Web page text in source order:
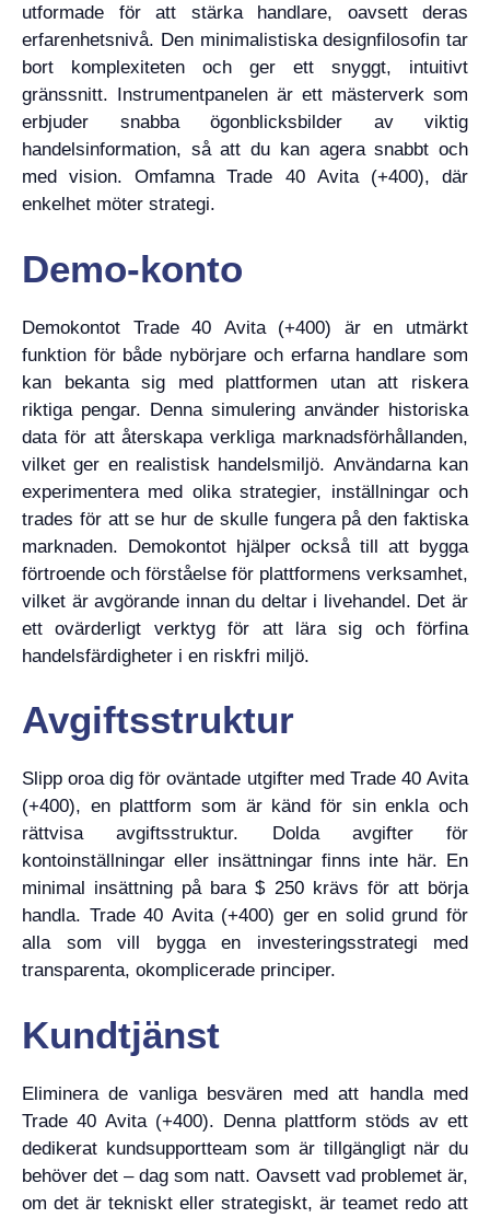
utformade för att stärka handlare, oavsett deras
erfarenhetsnivå. Den minimalistiska designfilosofin tar
bort komplexiteten och ger ett snyggt, intuitivt
gränssnitt. Instrumentpanelen är ett mästerverk som
erbjuder snabba ögonblicksbilder av viktig
handelsinformation, så att du kan agera snabbt och
med vision. Omfamna Trade 40 Avita (+400), där
enkelhet möter strategi.
Demo-konto
Demokontot Trade 40 Avita (+400) är en utmärkt
funktion för både nybörjare och erfarna handlare som
kan bekanta sig med plattformen utan att riskera
riktiga pengar. Denna simulering använder historiska
data för att återskapa verkliga marknadsförhållanden,
vilket ger en realistisk handelsmiljö. Användarna kan
experimentera med olika strategier, inställningar och
trades för att se hur de skulle fungera på den faktiska
marknaden. Demokontot hjälper också till att bygga
förtroende och förståelse för plattformens verksamhet,
vilket är avgörande innan du deltar i livehandel. Det är
ett ovärderligt verktyg för att lära sig och förfina
handelsfärdigheter i en riskfri miljö.
Avgiftsstruktur
Slipp oroa dig för oväntade utgifter med Trade 40 Avita
(+400), en plattform som är känd för sin enkla och
rättvisa avgiftsstruktur. Dolda avgifter för
kontoinställningar eller insättningar finns inte här. En
minimal insättning på bara $ 250 krävs för att börja
handla. Trade 40 Avita (+400) ger en solid grund för
alla som vill bygga en investeringsstrategi med
transparenta, okomplicerade principer.
Kundtjänst
Eliminera de vanliga besvären med att handla med
Trade 40 Avita (+400). Denna plattform stöds av ett
dedikerat kundsupportteam som är tillgängligt när du
behöver det – dag som natt. Oavsett vad problemet är,
om det är tekniskt eller strategiskt, är teamet redo att